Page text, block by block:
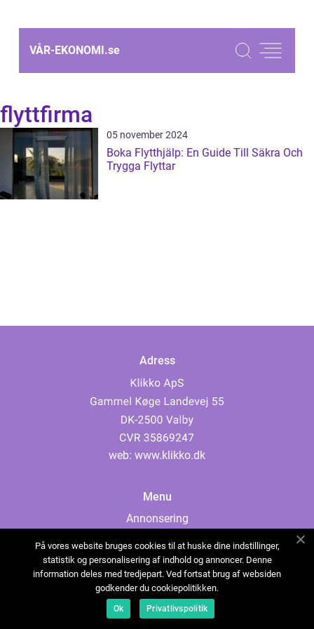
VÅR-EKONOMI.se
flyttfirma
05 november 2024
Boka Flytthjälp: En Guide Till Säkra Och
Trygga Flyttar
Adress
web: www.klikko.dk
Menu
Annonsering
Cookies
Kontakta oss
Sitemap
På vores website bruges cookies til at huske dine indstillinger,
statistik og personalisering af indhold og annoncer. Denne
information deles med tredjepart. Ved fortsat brug af websiden
godkender du cookiepolitikken.
Ok Privatlivspolitik